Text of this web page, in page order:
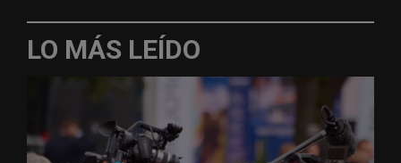
LO MÁS LEÍDO